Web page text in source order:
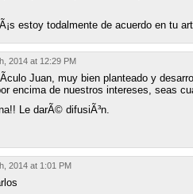
estoy todalmente de acuerdo en tu
2014 at 12:29 PM
Juan, muy bien planteado y
encima de nuestros intereses, seas
Le darÃ© difusiÃ³n.
2014 at 1:01 PM